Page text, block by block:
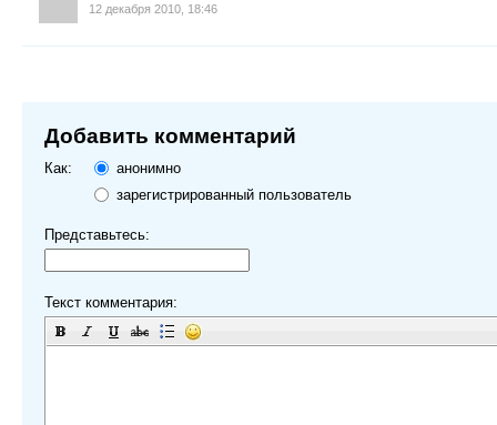
12 декабря 2010, 18:46
Добавить комментарий
Как:
анонимно
зарегистрированный пользователь
Представьтесь:
Текст комментария: